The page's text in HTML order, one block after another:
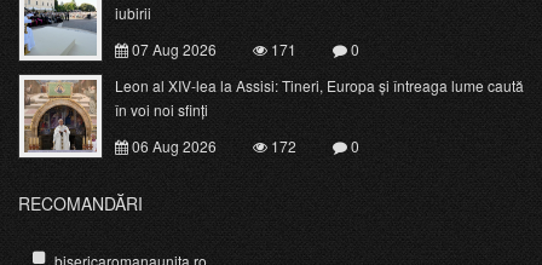
iubirii
07 Aug 2026
171
0
Leon al XIV-lea la Assisi: Tineri, Europa și întreaga lume caută
în voi noi sfinți
06 Aug 2026
172 0
RECOMANDĂRI
bisericaromanaunita.ro